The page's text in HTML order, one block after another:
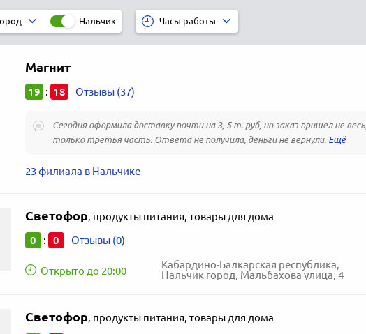
Нальчик Часы работы
Магнит
19 : 18 Отзывы (37)
Сегодня оформила доставку почти на 3, 5 т. руб, но заказ пришел не весь,
только третья часть. Ответа не получила, деньги не вернули.
23 филиала в Нальчике
Светофор, продукты питания, товары для дома
0 : 0 Отзывы (0)
Открыто до 20:00
Кабардино-Балкарская республика,
Нальчик город, Мальбахова улица, 4
Светофор, продукты питания, товары для дома